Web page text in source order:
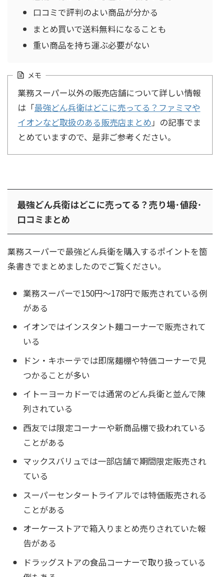
口コミで評判のよい商品が分かる
まとめ買いで送料無料になることも
重い商品を持ち運ぶ必要がない
メモ
業務スーパー以外の販売店舗について詳しい情報
は「最強どん兵衛はどこに売ってる？ファミマや
イオンなど取扱のある販売店まとめ」の記事でま
とめていますので、是非ご参考ください。
最強どん兵衛はどこに売ってる？売り場･値段･
口コミまとめ
業務スーパーで最強どん兵衛を購入するポイントを箇
条書きでまとめましたのでご覧ください。
業務スーパーで150円〜178円で販売されている例
がある
イオンではインスタント麺コーナーで販売されて
いる
ドン・キホーテでは即席麺棚や特価コーナーで見
つかることが多い
イトーヨーカドーでは通常のどん兵衛と並んで陳
列されている
西友では限定コーナーや新商品棚で扱われている
ことがある
マックスバリュでは一部店舗で期間限定販売され
ている
スーパーセンタートライアルでは特価販売される
ことがある
オーケーストアで箱入りまとめ売りされていた報
告がある
ドラッグストアの食品コーナーで取り扱っている